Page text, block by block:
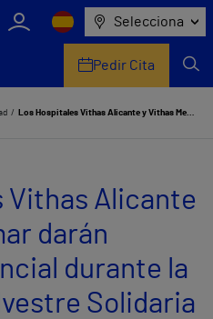
Selecciona
Pedir Cita
Los Hospitales Vithas Alicante y Vithas Medimar darán soporte asistencial durante la carrera San Silvestre Solidaria de Alicante
Vithas Alicante
darán
durante la
Solidaria